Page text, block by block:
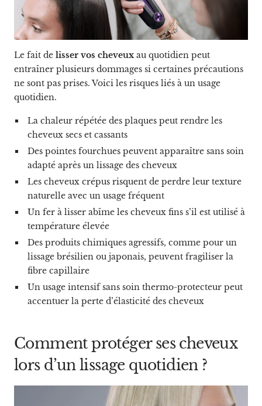
Le fait de lisser vos cheveux au quotidien peut
entraîner plusieurs dommages si certaines précautions
ne sont pas prises. Voici les risques liés à un usage
quotidien.
La chaleur répétée des plaques peut rendre les
cheveux secs et cassants
Des pointes fourchues peuvent apparaître sans soin
adapté après un lissage des cheveux
Les cheveux crépus risquent de perdre leur texture
naturelle avec un usage fréquent
Un fer à lisser abîme les cheveux fins s’il est utilisé à
température élevée
Des produits chimiques agressifs, comme pour un
lissage brésilien ou japonais, peuvent fragiliser la
fibre capillaire
Un usage intensif sans soin thermo-protecteur peut
accentuer la perte d’élasticité des cheveux
Comment protéger ses cheveux
lors d’un lissage quotidien ?